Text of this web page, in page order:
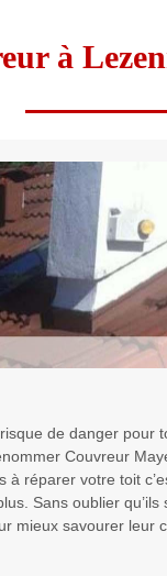
à
de danger pour
Couvreur
réparer votre toit
Sans oublier qu’ils
mieux savourer leur